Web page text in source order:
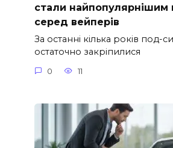
стали найпопулярнішим
серед вейперів
За останні кілька років под-
остаточно закріпилися
0 11